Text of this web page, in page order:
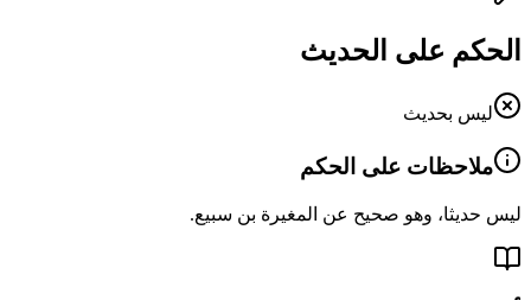
الحكم على الحديث
ليس بحديث
ملاحظات على الحكم
ليس حديثا، وهو صحيح عن المغيرة بن سبيع.